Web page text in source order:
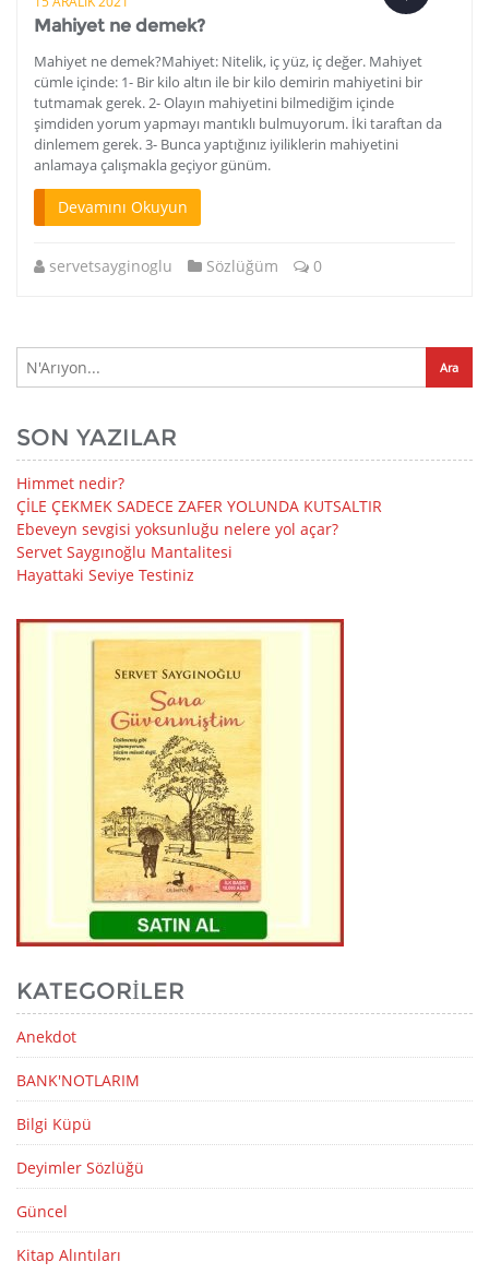
Mahiyet ne demek?
Mahiyet ne demek?Mahiyet: Nitelik, iç yüz, iç değer. Mahiyet
cümle içinde: 1- Bir kilo altın ile bir kilo demirin mahiyetini bir
tutmamak gerek. 2- Olayın mahiyetini bilmediğim içinde
şimdiden yorum yapmayı mantıklı bulmuyorum. İki taraftan da
dinlemem gerek. 3- Bunca yaptığınız iyiliklerin mahiyetini
anlamaya çalışmakla geçiyor günüm.
Devamını Okuyun
servetsayginoglu Sözlüğüm 0
SON YAZILAR
Himmet nedir?
ÇİLE ÇEKMEK SADECE ZAFER YOLUNDA KUTSALTIR
Ebeveyn sevgisi yoksunluğu nelere yol açar?
Servet Saygınoğlu Mantalitesi
Hayattaki Seviye Testiniz
KATEGORILER
Anekdot
BANK'NOTLARIM
Bilgi Küpü
Deyimler Sözlüğü
Güncel
Kitap Alıntıları